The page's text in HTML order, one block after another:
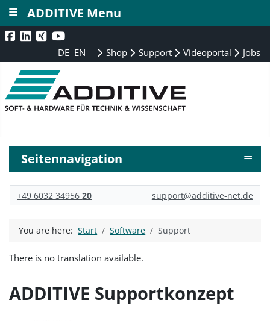
DE EN Shop Support Videoportal Jobs
Seitennavigation ≡
+49 6032 3495620 support@additive-net.de
You are here:Start Software Support
There is no translation available.
ADDITIVE Supportkonzept
ADDITIVE Menu
≡